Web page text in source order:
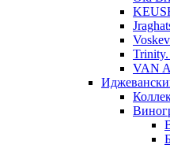
VAN